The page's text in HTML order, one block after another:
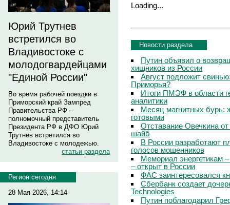
Юрий Трутнев
встретился во
Владивостоке с
молодогвардейцами
"Единой России"
Во время рабочей поездки в
Приморский край Зампред
Правительства РФ –
полномочный представитель
Президента РФ в ДФО Юрий
Трутнев встретился во
Владивостоке с молодежью.
статьи раздела
Регион сегодня
28 Мая 2026, 14:14
Loading...
Новости раздела
Путин объявил о
хищников из России
Август подложит
Приморья?
Итоги ПМЭФ в области
аналитики
Месяц магнитных бурь:
готовыми
Отставание Овечкина
шайб
В России разработают
голосов мошенников
Мемориал энергетикам
– открыт в России
ФАС заинтересовался
Сбербанк создает
Technologies
Путин поблагодарил